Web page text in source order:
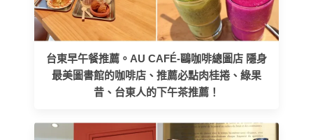
台東早午餐推薦。AU CAFÉ-鷗咖啡總圖店 隱身
最美圖書館的咖啡店、推薦必點肉桂捲、綠果
昔、台東人的下午茶推薦！